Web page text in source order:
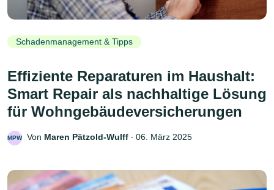
Schadenmanagement & Tipps
Effiziente Reparaturen im Haushalt:
Smart Repair als nachhaltige Lösung
für Wohngebäudeversicherungen
MPW Von Maren Pätzold-Wulff ‧ 06. März 2025